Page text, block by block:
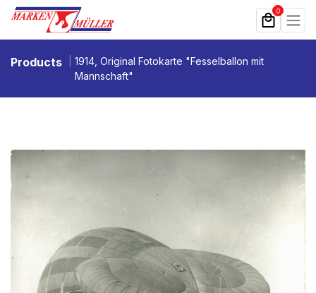
Zum Inhalt springen 0
Products
1914, Original Fotokarte "Fesselballon mit
Mannschaft"